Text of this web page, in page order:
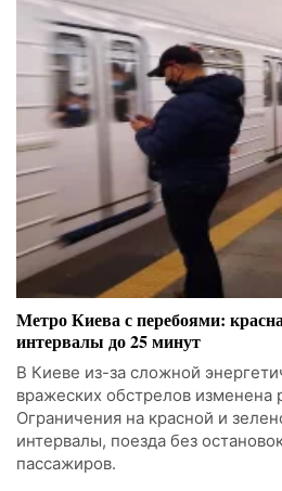
Метро Киева с перебоями:
интервалы до 25 минут
В Киеве из-за сложной
вражеских обстрелов изменена
Ограничения на красной и
интервалы, поезда без
пассажиров.